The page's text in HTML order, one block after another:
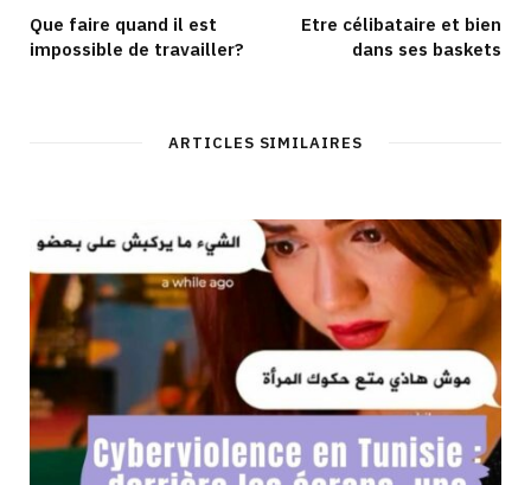
Que faire quand il est
impossible de travailler?
Etre célibataire et bien
dans ses baskets
ARTICLES SIMILAIRES